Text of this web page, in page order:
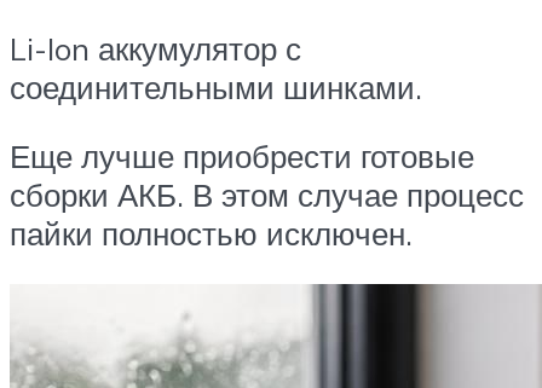
Li-Ion аккумулятор с
соединительными шинками.
Еще лучше приобрести готовые
сборки АКБ. В этом случае процесс
пайки полностью исключен.